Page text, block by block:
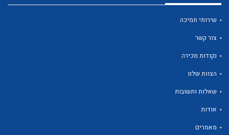
שירותי תמיכה
צור קשר
נקודות מכירה
הצוות שלנו
שאלות ותשובות
אודות
מאמרים